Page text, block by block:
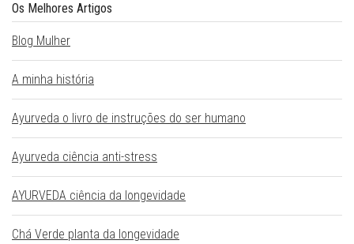
Os Melhores Artigos
Blog Mulher
A minha história
Ayurveda o livro de instruções do ser humano
Ayurveda ciência anti-stress
AYURVEDA ciência da longevidade
Chá Verde planta da longevidade